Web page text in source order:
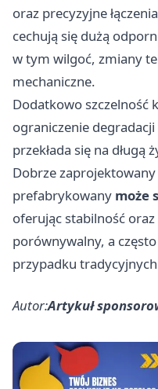
oraz precyzyjne
cechują się dużą
w tym wilgoć, zmiany
mechaniczne.
Dodatkowo szczelność
ograniczenie
przekłada się na długą
Dobrze
prefabrykowany może
oferując stabilność
porównywalny, a
przypadku
Autor:Artykuł